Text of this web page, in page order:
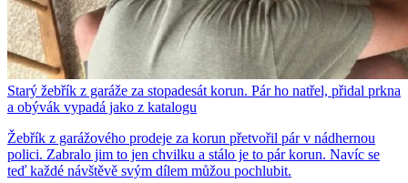
Starý žebřík z garáže za stopadesát korun. Pár ho natřel, přidal prkna
a obývák vypadá jako z katalogu
Žebřík z garážového prodeje za korun přetvořil pár v nádhernou
polici. Zabralo jim to jen chvilku a stálo je to pár korun. Navíc se
teď každé návštěvě svým dílem můžou pochlubit.